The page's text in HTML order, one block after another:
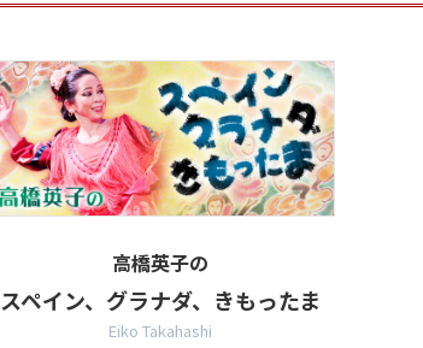
高橋英子の
スペイン、グラナダ、きもったま
Eiko Takahashi